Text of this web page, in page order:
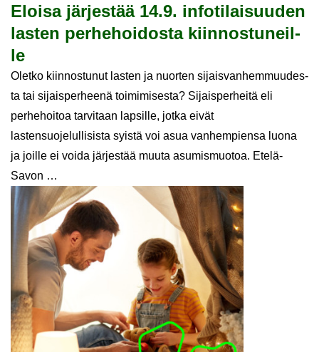
Eloi­sa jär­jes­tää 14.9. in­fo­ti­lai­suu­den
las­ten per­he­hoi­dos­ta kiin­nos­tu­neil­
le
Olet­ko kiin­nos­tu­nut las­ten ja nuor­ten si­jais­van­hem­muu­des­
ta tai sijaisperheenä toi­mi­mi­ses­ta? Sijaisperheitä eli
perhehoitoa tarvitaan lapsille, jotka eivät
lastensuojelullisista syistä voi asua vanhempiensa luona
ja joille ei voida järjestää muuta asumismuotoa. Etelä-
Savon …